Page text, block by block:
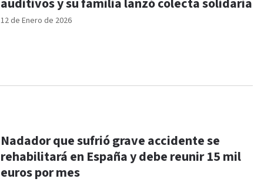
12 de Enero de 2026
auditivos y su familia lanzó colecta solidaria
Nadador que sufrió grave accidente se
rehabilitará en España y debe reunir 15 mil
euros por mes